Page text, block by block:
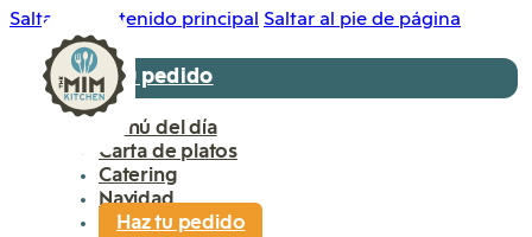
Saltar al contenido principal Saltar al pie de página
Haz tu pedido
Menú del día
Carta de platos
Catering
Navidad
Haz tu pedido